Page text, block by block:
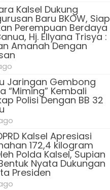
Kalsel Dukung
Baru BKOW, Siap
Perempuan Berdaya
Hj. Ellyana Trisya :
Amanah Dengan
Jaringan Gembong
“Miming” Kembali
Polisi Dengan BB 32
Kalsel Apresiasi
172,4 kilogram
Polda Kalsel, Supian
Nyata Dukungan
Presiden